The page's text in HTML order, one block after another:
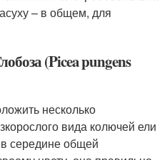
– в общем, для
(Picea pungens
несколько
вида колючей ели
середине общей